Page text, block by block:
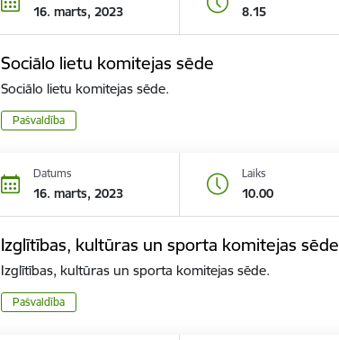
16. marts, 2023 8.15
Sociālo lietu komitejas sēde
Sociālo lietu komitejas sēde.
Pašvaldība
Datums
16. marts, 2023
Laiks
10.00
Izglītības, kultūras un sporta komitejas sēde
Izglītības, kultūras un sporta komitejas sēde.
Pašvaldība